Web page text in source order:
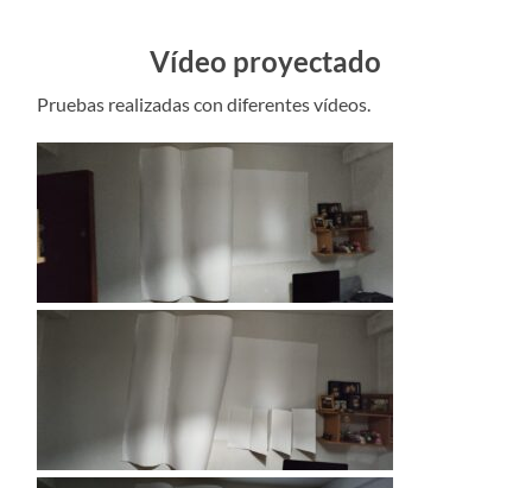
Vídeo proyectado
Pruebas realizadas con diferentes vídeos.